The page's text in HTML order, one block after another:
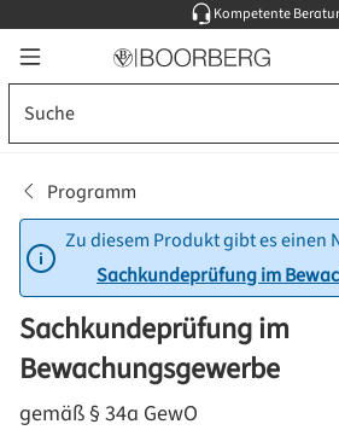
Zum Hauptinhalt springen
Kompetente
Programm
Zu diesem Produkt gibt es einen
Sachkundeprüfung im
Sachkundeprüfung im
Bewachungsgewerbe
gemäß § 34a GewO